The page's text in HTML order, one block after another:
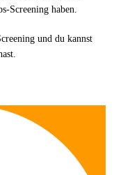
Screening haben.
und du kannst